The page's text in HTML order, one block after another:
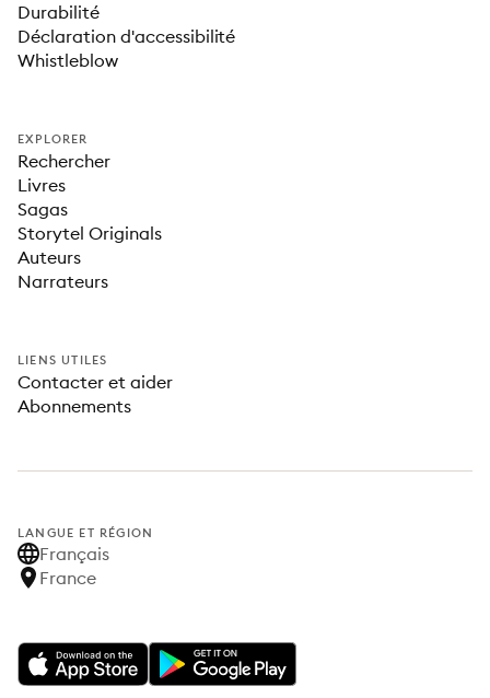
Durabilité
Déclaration d'accessibilité
Whistleblow
EXPLORER
Rechercher
Livres
Sagas
Storytel Originals
Auteurs
Narrateurs
LIENS UTILES
Contacter et aider
Abonnements
LANGUE ET RÉGION
Français
France